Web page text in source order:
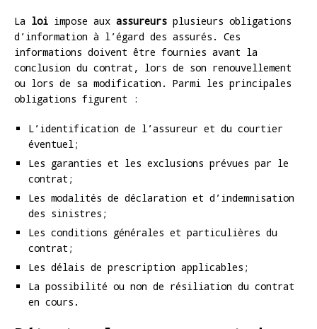
La loi impose aux assureurs plusieurs obligations
d’information à l’égard des assurés. Ces
informations doivent être fournies avant la
conclusion du contrat, lors de son renouvellement
ou lors de sa modification. Parmi les principales
obligations figurent :
L’identification de l’assureur et du courtier
éventuel;
Les garanties et les exclusions prévues par le
contrat;
Les modalités de déclaration et d’indemnisation
des sinistres;
Les conditions générales et particulières du
contrat;
Les délais de prescription applicables;
La possibilité ou non de résiliation du contrat
en cours.